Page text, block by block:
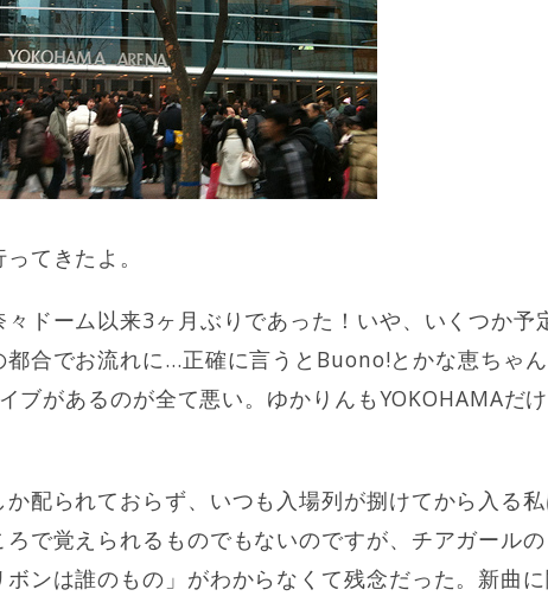
てきたよ。
ドーム以来3ヶ月ぶりであった！いや、いくつか予
合でお流れに…正確に言うとBuono!とかな恵ちゃ
ブがあるのが全て悪い。ゆかりんもYOKOHAMAだ
配られておらず、いつも入場列が捌けてから入る
で覚えられるものでもないのですが、チアガール
ンは誰のもの」がわからなくて残念だった。新曲